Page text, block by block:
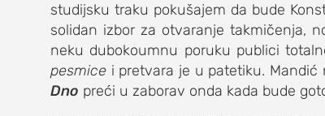
o nama
studijsku traku pokušajem da bude
solidan izbor za otvaranje takmičenja,
neku dubokoumnu poruku publici
pesmice i pretvara je u patetiku.
Dno preći u zaborav onda kada bude